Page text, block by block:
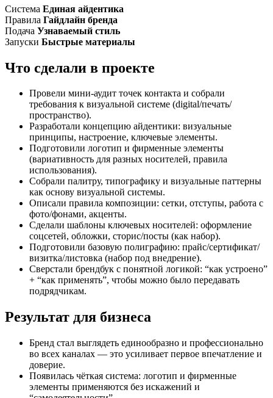
Система Единая айдентика
Правила Гайдлайн бренда
Подача Узнаваемый стиль
Запуски Быстрые материалы
Что сделали в проекте
Провели мини-аудит точек контакта и собрали
требования к визуальной системе (digital/печать/
пространство).
Разработали концепцию айдентики: визуальные
принципы, настроение, ключевые элементы.
Подготовили логотип и фирменные элементы
(вариативность для разных носителей, правила
использования).
Собрали палитру, типографику и визуальные паттерны
как основу визуальной системы.
Описали правила композиции: сетки, отступы, работа с
фото/фонами, акценты.
Сделали шаблоны ключевых носителей: оформление
соцсетей, обложки, сторис/посты (как набор).
Подготовили базовую полиграфию: прайс/сертификат/
визитка/листовка (набор под внедрение).
Сверстали брендбук с понятной логикой: “как устроено”
+ “как применять”, чтобы можно было передавать
подрядчикам.
Результат для бизнеса
Бренд стал выглядеть единообразно и профессионально
во всех каналах — это усиливает первое впечатление и
доверие.
Появилась чёткая система: логотип и фирменные
элементы применяются без искажений и